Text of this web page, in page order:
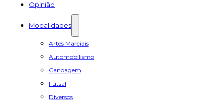
Opinião
Modalidades
Artes Marciais
Automobilismo
Canoagem
Futsal
Diversos